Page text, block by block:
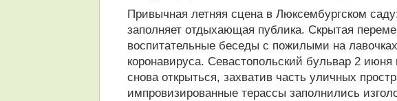
Привычная летняя сцена в Люксембургском
заполняет отдыхающая публика. Скрытая
воспитательные беседы с пожилыми на
коронавируса. Севастопольский бульвар 2
снова открыться, захватив часть уличных
импровизированные терассы заполнились